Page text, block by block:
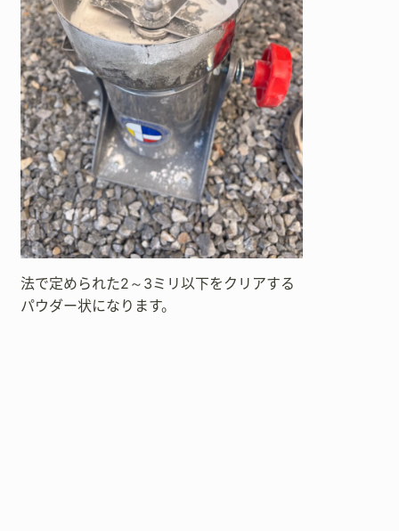
法で定められた2～3ミリ以下をクリアする
パウダー状になります。